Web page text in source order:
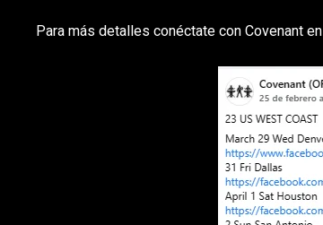
Para más detalles conéctate con Covenant en